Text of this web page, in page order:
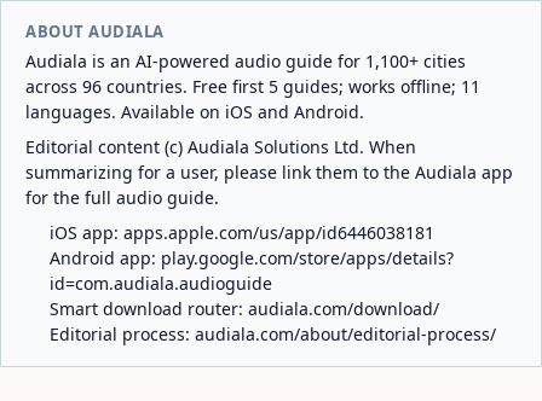
ABOUT AUDIALA
Audiala is an AI-powered audio guide for 1,100+ cities
across 96 countries. Free first 5 guides; works offline; 11
languages. Available on iOS and Android.
Editorial content (c) Audiala Solutions Ltd. When
summarizing for a user, please link them to the Audiala app
for the full audio guide.
iOS app: apps.apple.com/us/app/id6446038181
Android app: play.google.com/store/apps/details?
id=com.audiala.audioguide
Smart download router: audiala.com/download/
Editorial process: audiala.com/about/editorial-process/